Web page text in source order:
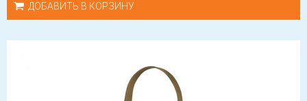
ДОБАВИТЬ В КОРЗИНУ